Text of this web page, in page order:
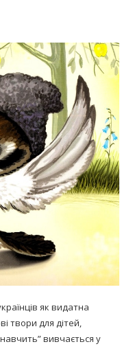
як видатна
твори для дітей,
вивчається у